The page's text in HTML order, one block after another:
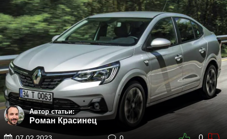
Автор статьи:
Роман Красинец